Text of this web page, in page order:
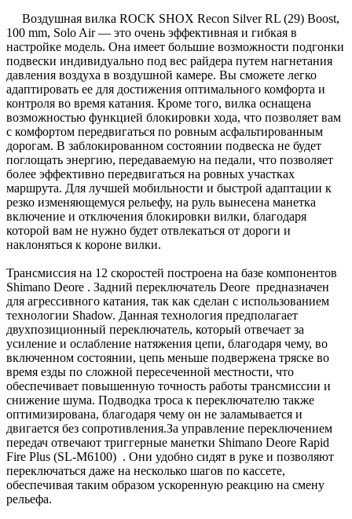
Воздушная вилка ROCK SHOX Recon Silver RL (29) Boost,
100 mm, Solo Air — это очень эффективная и гибкая в
настройке модель. Она имеет большие возможности подгонки
подвески индивидуально под вес райдера путем нагнетания
давления воздуха в воздушной камере. Вы сможете легко
адаптировать ее для достижения оптимального комфорта и
контроля во время катания. Кроме того, вилка оснащена
возможностью функцией блокировки хода, что позволяет вам
с комфортом передвигаться по ровным асфальтированным
дорогам. В заблокированном состоянии подвеска не будет
поглощать энергию, передаваемую на педали, что позволяет
более эффективно передвигаться на ровных участках
маршрута. Для лучшей мобильности и быстрой адаптации к
резко изменяющемуся рельефу, на руль вынесена манетка
включение и отключения блокировки вилки, благодаря
которой вам не нужно будет отвлекаться от дороги и
наклоняться к короне вилки.
Трансмиссия на 12 скоростей построена на базе компонентов
Shimano Deore . Задний переключатель Deore предназначен
для агрессивного катания, так как сделан с использованием
технологии Shadow. Данная технология предполагает
двухпозиционный переключатель, который отвечает за
усиление и ослабление натяжения цепи, благодаря чему, во
включенном состоянии, цепь меньше подвержена тряске во
время езды по сложной пересеченной местности, что
обеспечивает повышенную точность работы трансмиссии и
снижение шума. Подводка троса к переключателю также
оптимизирована, благодаря чему он не заламывается и
двигается без сопротивления.За управление переключением
передач отвечают триггерные манетки Shimano Deore Rapid
Fire Plus (SL-M6100) . Они удобно сидят в руке и позволяют
переключаться даже на несколько шагов по кассете,
обеспечивая таким образом ускоренную реакцию на смену
рельефа.